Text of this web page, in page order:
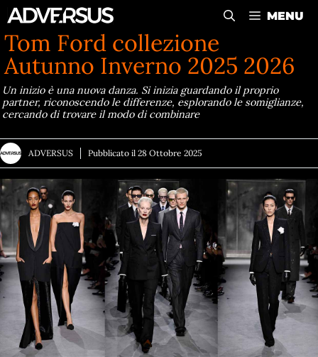
Vai
al
contenuto
MENU
Tom Ford collezione
Autunno Inverno 2025 2026
Un inizio è una nuova danza. Si inizia guardando il proprio
partner, riconoscendo le differenze, esplorando le somiglianze,
cercando di trovare il modo di combinare
ADVERSUS Pubblicato il 28 Ottobre 2025